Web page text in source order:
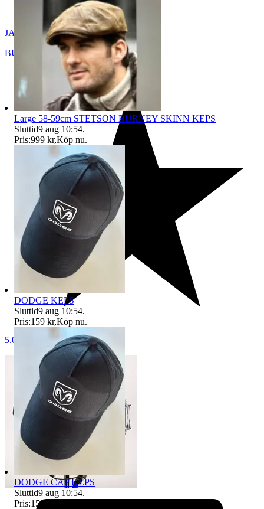
JACARU
BUA
5.0
Large 58-59cm STETSON BURNEY SKINN KEPS
Sluttid9 aug 10:54.
Pris:999 kr,Köp nu.
DODGE KEPS
Sluttid9 aug 10:54.
Pris:159 kr,Köp nu.
DODGE CAP KEPS
Sluttid9 aug 10:54.
Pris:159 kr